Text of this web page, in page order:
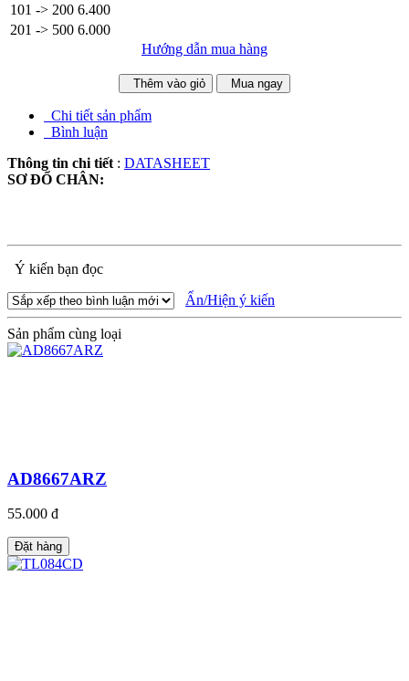
101 -> 200 6.400
201 -> 500 6.000
Hướng dẫn mua hàng
Thêm vào giỏ Mua ngay
Chi tiết sản phẩm
Bình luận
Thông tin chi tiết : DATASHEET
SƠ ĐỔ CHÂN:
Ý kiến bạn đọc
Ẩn/Hiện ý kiến
Sản phẩm cùng loại
AD8667ARZ
55.000 đ
Đặt hàng